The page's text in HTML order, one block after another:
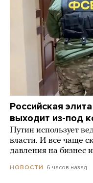
Российская
выходит из-под
Путин использует
власти. И все чаще
давления на бизнес
НОВОСТИ 6 часов назад